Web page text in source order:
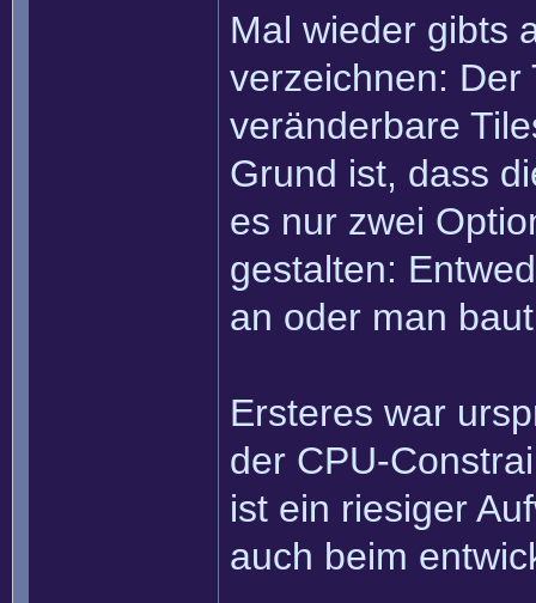
Mal wieder gibts
verzeichnen: Der
veränderbare
Grund ist, dass
es nur zwei
gestalten:
an oder man
Ersteres war
der CPU-
ist ein riesiger
auch beim